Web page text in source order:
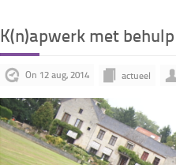
K(n)apwerk met
On 12 aug, 2014 actueel